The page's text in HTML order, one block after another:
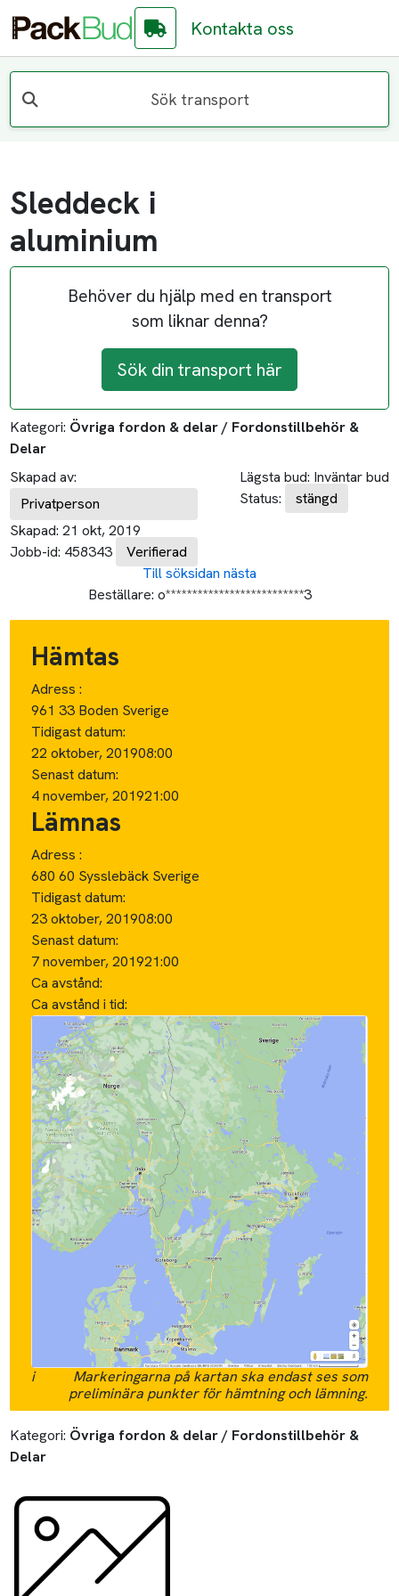
Kontakta oss
Sök transport
Sleddeck i
aluminium
Behöver du hjälp med en transport
som liknar denna?
Sök din transport här
Kategori: Övriga fordon & delar / Fordonstillbehör &
Delar
Skapad av:
Privatperson
Skapad: 21 okt, 2019
Jobb-id: 458343 Verifierad
Lägsta bud: Inväntar bud
Status:
stängd
Till söksidan nästa
Beställare: o**************************3
Hämtas
Adress :
961 33 Boden Sverige
Tidigast datum:
22 oktober, 201908:00
Senast datum:
4 november, 201921:00
Lämnas
Adress :
680 60 Sysslebäck Sverige
Tidigast datum:
23 oktober, 201908:00
Senast datum:
7 november, 201921:00
Ca avstånd:
Ca avstånd i tid:
i
Markeringarna på kartan ska endast ses som
preliminära punkter för hämtning och lämning.
Kategori: Övriga fordon & delar / Fordonstillbehör &
Delar